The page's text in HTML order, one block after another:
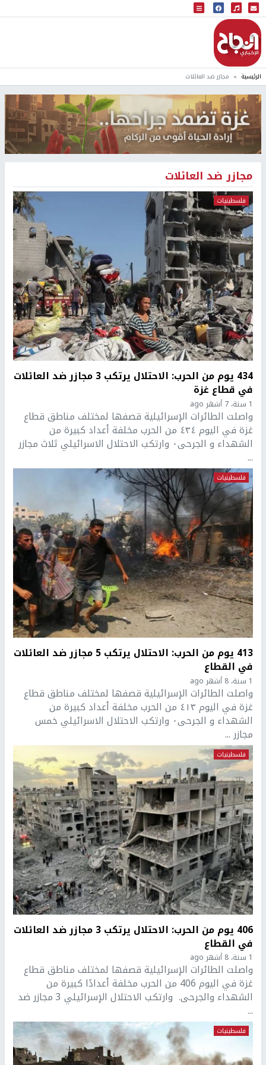
البث المباشر
إذاعة النجاح
الرئيسية مجازر ضد العائلات
مجازر ضد العائلات
فلسطينيات
434 يوم من الحرب: الاحتلال يرتكب 3 مجازر ضد العائلات
في قطاع غزة
1 سنة، 7 أشهر ago
واصلت الطائرات الإسرائيلية قصفها لمختلف مناطق قطاع
غزة في اليوم ٤٣٤ من الحرب مخلفة أعداد كبيرة من
الشهداء و الجرحى٠ وارتكب الاحتلال الاسرائيلي ثلاث مجازر
...
فلسطينيات
413 يوم من الحرب: الاحتلال يرتكب 5 مجازر ضد العائلات
في القطاع
1 سنة، 8 أشهر ago
واصلت الطائرات الإسرائيلية قصفها لمختلف مناطق قطاع
غزة في اليوم ٤١٣ من الحرب مخلفة أعداد كبيرة من
الشهداء و الجرحى٠ وارتكب الاحتلال الاسرائيلي خمس
مجازر ...
فلسطينيات
406 يوم من الحرب: الاحتلال يرتكب 3 مجازر ضد العائلات
في القطاع
1 سنة، 8 أشهر ago
واصلت الطائرات الإسرائيلية قصفها لمختلف مناطق قطاع
غزة في اليوم 406 من الحرب مخلفة أعدادًا كبيرة من
الشهداء والجرحى. وارتكب الاحتلال الإسرائيلي 3 مجازر ضد
...
فلسطينيات